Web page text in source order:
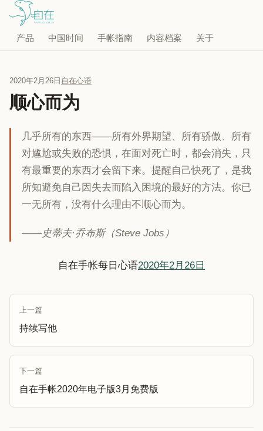
产品 中国时间 手帐指南 内容档案 关于
2020年2月26日 自在心语
顺心而为
几乎所有的东西——所有外界期望、所有骄傲、所有
对尴尬或失败的恐惧，在面对死亡时，都会消失，只
有最重要的东西才会留下来。提醒自己快死了，是我
所知避免自己因失去而陷入困境的最好的方法。你已
一无所有，没有什么理由不顺心而为。
——史蒂夫·乔布斯（Steve Jobs）
自在手帐每日心语2020年2月26日
上一篇
持续写他
下一篇
自在手帐2020年电子版3月免费版